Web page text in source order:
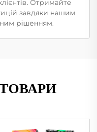
Отримайте
завдяки нашим
рішенням.